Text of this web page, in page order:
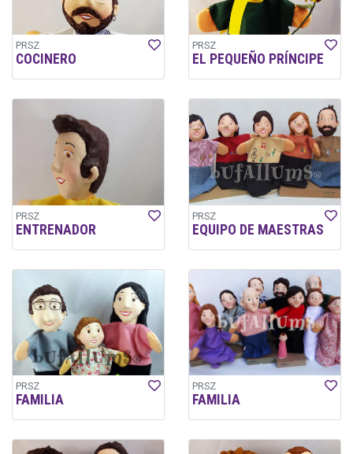
PRSZ
COCINERO
PRSZ
EL PEQUEÑO PRÍNCIPE
PRSZ
ENTRENADOR
PRSZ
EQUIPO DE MAESTRAS
PRSZ
FAMILIA
PRSZ
FAMILIA